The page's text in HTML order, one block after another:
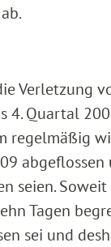
Verletzung
4. Quartal
regelmäßig
abgeflossen
seien.
Tagen
sei und